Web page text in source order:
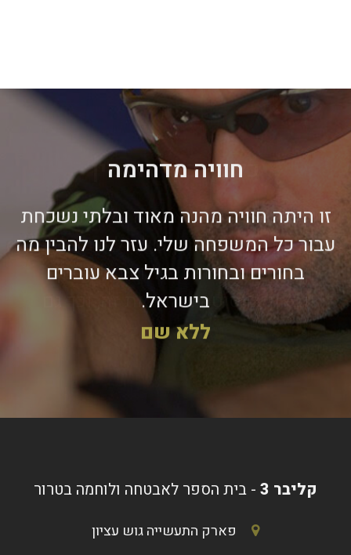
חוויה מדהימה
זו היתה חוויה מהנה מאוד ובלתי נשכחת
עבור כל המשפחה שלי. עזר לנו להבין מה
בחורים ובחורות בגיל צבא עוברים
בישראל.
ללא שם
קליבר 3 - בית הספר לאבטחה ולוחמה בטרור
פארק התעשייה גוש עציון